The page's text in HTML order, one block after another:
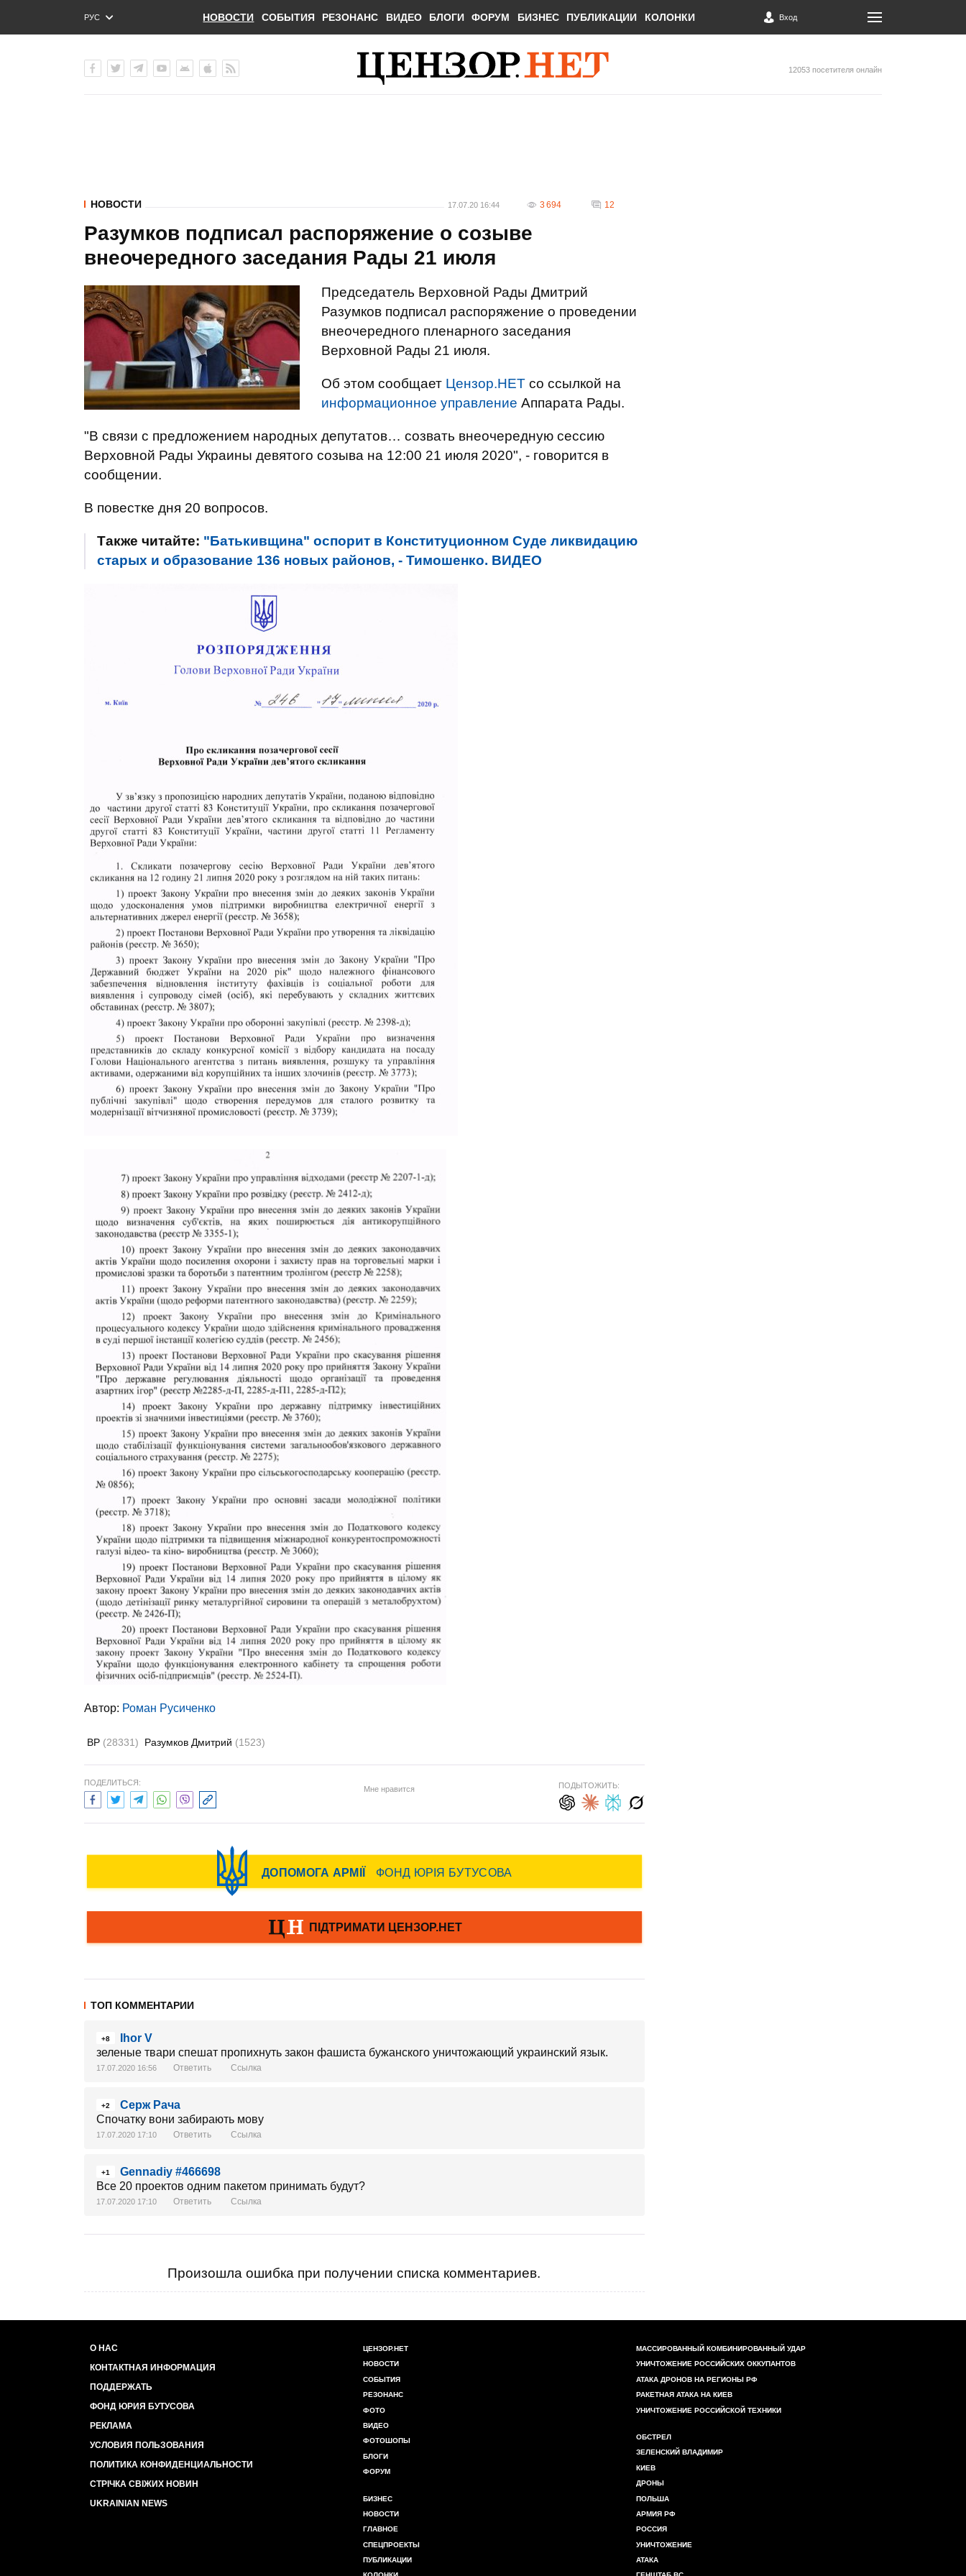
РУС
ENG
НОВОСТИ СОБЫТИЯ РЕЗОНАНС ВИДЕО БЛОГИ ФОРУМ БИЗНЕС ПУБЛИКАЦИИ КОЛОНКИ Вход
12053 посетителя онлайн
НОВОСТИ 17.07.20 16:44 3 694 12
Разумков подписал распоряжение о созыве
внеочередного заседания Рады 21 июля
Председатель Верховной Рады Дмитрий
Разумков подписал распоряжение о проведении
внеочередного пленарного заседания
Верховной Рады 21 июля.
Об этом сообщает Цензор.НЕТ со ссылкой на
информационное управление Аппарата Рады.
"В связи с предложением народных депутатов… созвать внеочередную сессию
Верховной Рады Украины девятого созыва на 12:00 21 июля 2020", - говорится в
сообщении.
В повестке дня 20 вопросов.
Также читайте: "Батькивщина" оспорит в Конституционном Суде ликвидацию
старых и образование 136 новых районов, - Тимошенко. ВИДЕО
Автор: Роман Русиченко
ВР (28331) Разумков Дмитрий (1523)
ПОДЕЛИТЬСЯ:
Мне нравится ПОДЫТОЖИТЬ:
ТОП КОММЕНТАРИИ
+8
Ihor V
зеленые твари спешат пропихнуть закон фашиста бужанского уничтожающий украинский язык.
17.07.2020 16:56 Ответить Ссылка
+2
Серж Рача
Спочатку вони забирають мову
17.07.2020 17:10 Ответить Ссылка
+1
Gennadiy #466698
Все 20 проектов одним пакетом принимать будут?
17.07.2020 17:10 Ответить Ссылка
Произошла ошибка при получении списка комментариев.
О НАС
КОНТАКТНАЯ ИНФОРМАЦИЯ
ПОДДЕРЖАТЬ
ФОНД ЮРИЯ БУТУСОВА
РЕКЛАМА
УСЛОВИЯ ПОЛЬЗОВАНИЯ
ПОЛИТИКА КОНФИДЕНЦИАЛЬНОСТИ
СТРІЧКА СВІЖИХ НОВИН
UKRAINIAN NEWS
ЦЕНЗОР.НЕТ
НОВОСТИ
СОБЫТИЯ
РЕЗОНАНС
ФОТО
ВИДЕО
ФОТОШОПЫ
БЛОГИ
ФОРУМ
БИЗНЕС
НОВОСТИ
ГЛАВНОЕ
СПЕЦПРОЕКТЫ
ПУБЛИКАЦИИ
МАССИРОВАННЫЙ КОМБИНИРОВАННЫЙ УДАР
УНИЧТОЖЕНИЕ РОССИЙСКИХ ОККУПАНТОВ
АТАКА ДРОНОВ НА РЕГИОНЫ РФ
РАКЕТНАЯ АТАКА НА КИЕВ
УНИЧТОЖЕНИЕ РОССИЙСКОЙ ТЕХНИКИ
ОБСТРЕЛ
ЗЕЛЕНСКИЙ ВЛАДИМИР
КИЕВ
ДРОНЫ
ПОЛЬША
АРМИЯ РФ
РОССИЯ
УНИЧТОЖЕНИЕ
АТАКА